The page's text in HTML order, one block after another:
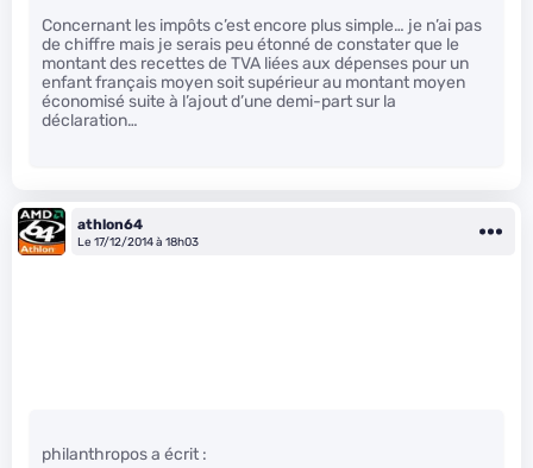
Concernant les impôts c’est encore plus simple… je n’ai pas
de chiffre mais je serais peu étonné de constater que le
montant des recettes de TVA liées aux dépenses pour un
enfant français moyen soit supérieur au montant moyen
économisé suite à l’ajout d’une demi-part sur la
déclaration…
athlon64
Le 17/12/2014 à 18h03
philanthropos a écrit :